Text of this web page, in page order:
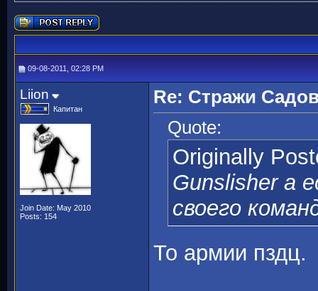
09-08-2011, 02:28 PM
Liion
Капитан
Join Date: May 2010
Posts: 154
Re: Стражи
Quote:
Originally
Gunslisher а
своего
То армии пздц.